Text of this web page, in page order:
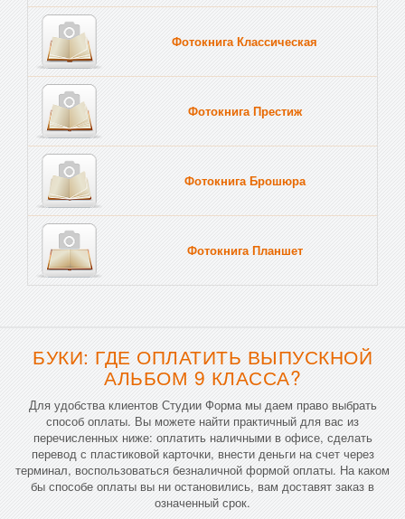
Фотокнига Классическая
Фотокнига Престиж
Фотокнига Брошюра
Фотокнига Планшет
БУКИ: ГДЕ ОПЛАТИТЬ ВЫПУСКНОЙ
АЛЬБОМ 9 КЛАССА?
Для удобства клиентов Студии Форма мы даем право выбрать
способ оплаты. Вы можете найти практичный для вас из
перечисленных ниже: оплатить наличными в офисе, сделать
перевод с пластиковой карточки, внести деньги на счет через
терминал, воспользоваться безналичной формой оплаты. На каком
бы способе оплаты вы ни остановились, вам доставят заказ в
означенный срок.